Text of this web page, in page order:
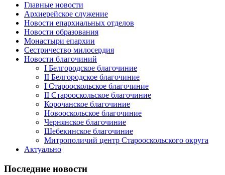
Главные новости
Архиерейское служение
Новости епархиальных отделов
Новости образования
Монастыри епархии
Сестричество милосердия
Новости благочиний
I Белгородское благочиние
II Белгородское благочиние
I Старооскольское благочиние
II Старооскольское благочиние
Корочанское благочиние
Новооскольское благочиние
Чернянское благочиние
Шебекинское благочиние
Митрополичий центр Старооскольского округа
Актуально
Последние новости